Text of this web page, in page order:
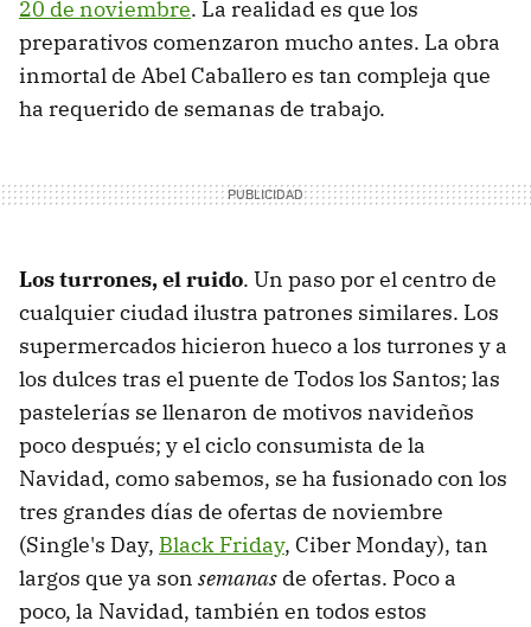
20 de noviembre. La realidad es que los
preparativos comenzaron mucho antes. La obra
inmortal de Abel Caballero es tan compleja que
ha requerido de semanas de trabajo.
Los turrones, el ruido. Un paso por el centro de
cualquier ciudad ilustra patrones similares. Los
supermercados hicieron hueco a los turrones y a
los dulces tras el puente de Todos los Santos; las
pastelerías se llenaron de motivos navideños
poco después; y el ciclo consumista de la
Navidad, como sabemos, se ha fusionado con los
tres grandes días de ofertas de noviembre
(Single's Day, Black Friday, Ciber Monday), tan
largos que ya son semanas de ofertas. Poco a
poco, la Navidad, también en todos estos